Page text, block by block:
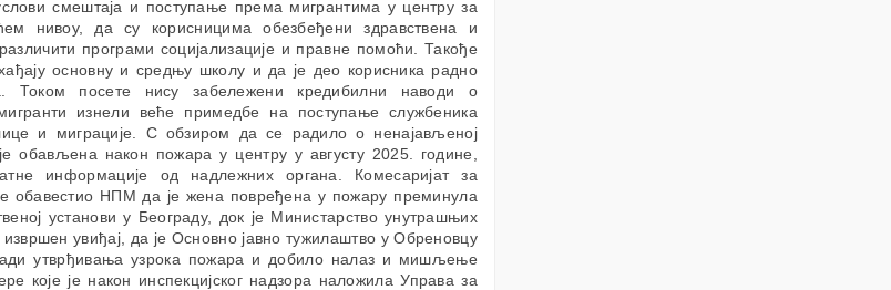
смештаја и поступање према мигрантима у центру за
нивоу, да су корисницима обезбеђени здравствена и
програми социјализације и правне помоћи. Такође
основну и средњу школу и да је део корисника радно
Током посете нису забележени кредибилни наводи о
изнели веће примедбе на поступање службеника
и миграције. С обзиром да се радило о ненајављеној
обављена након пожара у центру у августу 2025. године,
информације од надлежних органа. Комесаријат за
обавестио НПМ да је жена повређена у пожару преминула
установи у Београду, док је Министарство унутрашњих
извршен увиђај, да је Основно јавно тужилаштво у Обреновцу
утврђивања узрока пожара и добило налаз и мишљење
које је након инспекцијског надзора наложила Управа за